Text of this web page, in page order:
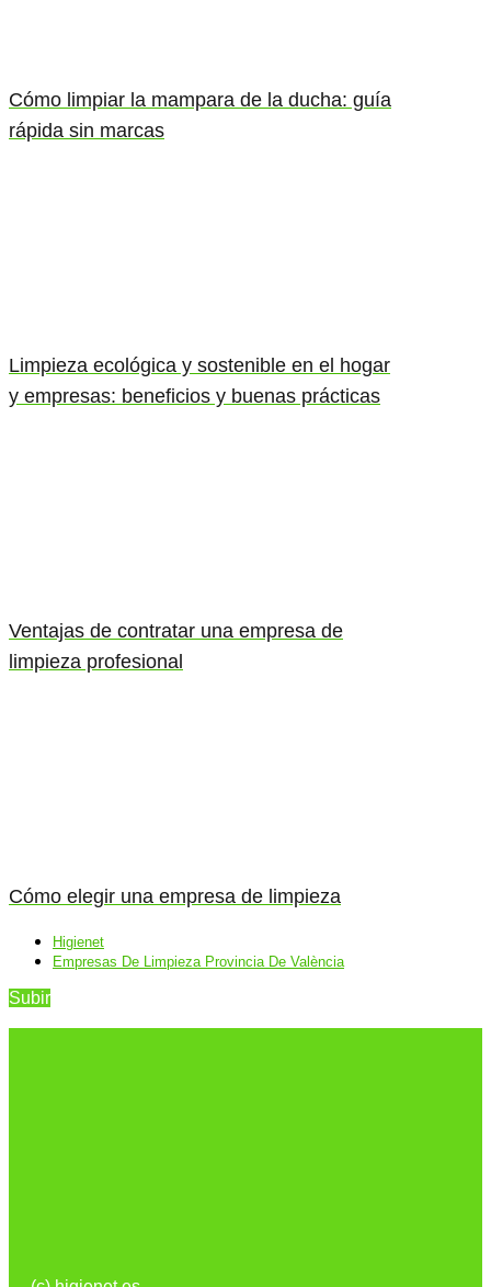
Cómo limpiar la mampara de la ducha: guía
rápida sin marcas
Limpieza ecológica y sostenible en el hogar
y empresas: beneficios y buenas prácticas
Ventajas de contratar una empresa de
limpieza profesional
Cómo elegir una empresa de limpieza
Higienet
Empresas De Limpieza Provincia De València
Subir